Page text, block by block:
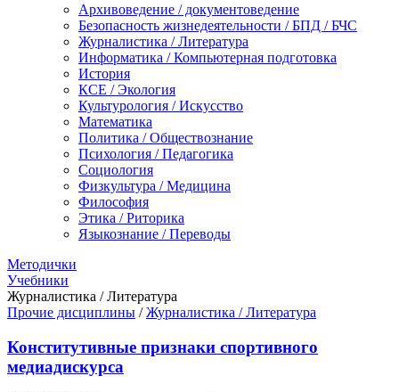
Архивоведение / документоведение
Безопасность жизнедеятельности / БПД / БЧС
Журналистика / Литература
Информатика / Компьютерная подготовка
История
КСЕ / Экология
Культурология / Искусство
Математика
Политика / Обществознание
Психология / Педагогика
Социология
Физкультура / Медицина
Философия
Этика / Риторика
Языкознание / Переводы
Методички
Учебники
Журналистика / Литература
Прочие дисциплины /Журналистика / Литература
Конститутивные признаки спортивного
медиадискурса